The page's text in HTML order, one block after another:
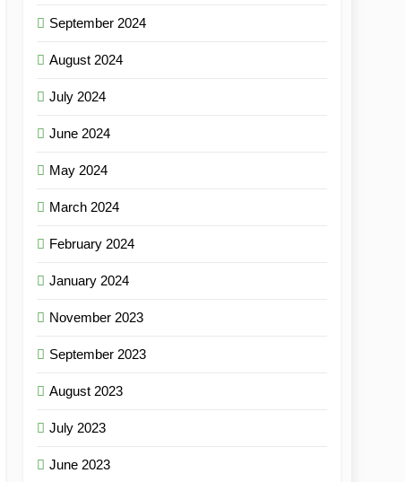
September 2024
August 2024
July 2024
June 2024
May 2024
March 2024
February 2024
January 2024
November 2023
September 2023
August 2023
July 2023
June 2023